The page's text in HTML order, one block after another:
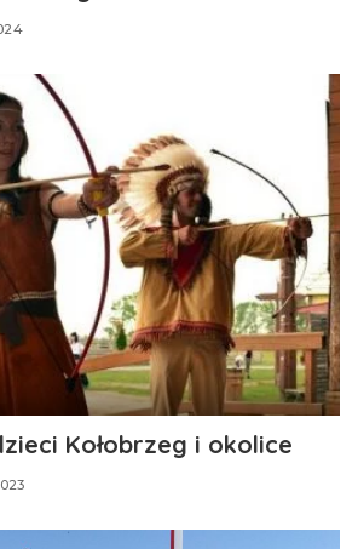
Kołobrzeg i okolice